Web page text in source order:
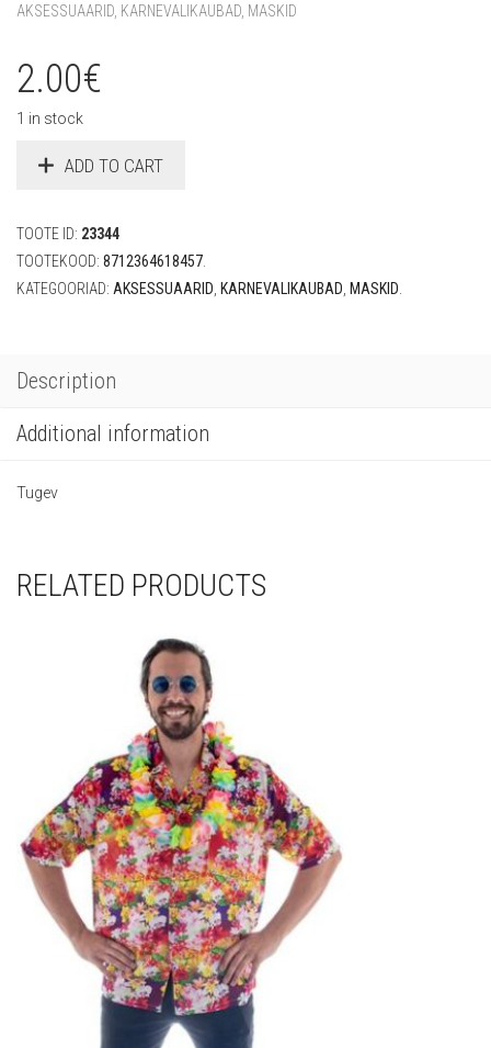
AKSESSUAARID KARNEVALIKAUBAD MASKID
2.00€
1 in stock
ADD TO CART
TOOTE ID: 23344
TOOTEKOOD: 8712364618457
KATEGOORIAD: AKSESSUAARID KARNEVALIKAUBAD MASKID
Description
Additional information
Tugev
RELATED PRODUCTS